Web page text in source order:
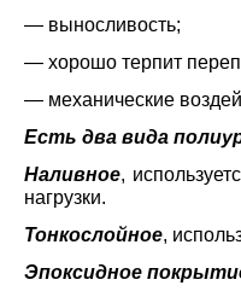
— выносливость;
— хорошо терпит
— механические
Есть два вида
Наливное,
нагрузки.
Тонкослойное,
Эпоксидное